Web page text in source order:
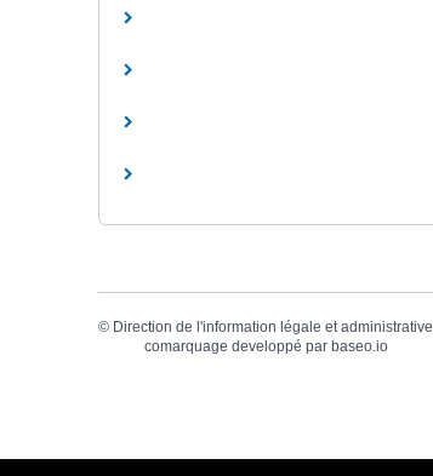
© Direction de l'information légale et administrative
comarquage developpé par baseo.io